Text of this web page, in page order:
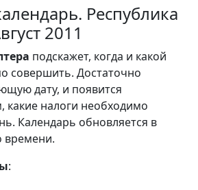
Республика
2011
подскажет, когда и какой
совершить. Достаточно
дату, и появится
налоги необходимо
Календарь обновляется в
времени.
: